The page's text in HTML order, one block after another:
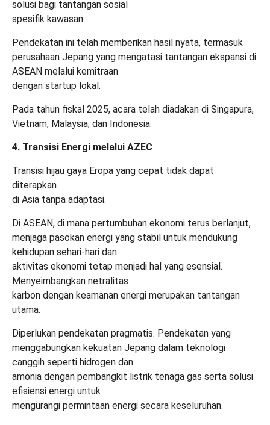
solusi bagi tantangan sosial
spesifik kawasan.
Pendekatan ini telah memberikan hasil nyata, termasuk
perusahaan Jepang yang mengatasi tantangan ekspansi di
ASEAN melalui kemitraan
dengan startup lokal.
Pada tahun fiskal 2025, acara telah diadakan di Singapura,
Vietnam, Malaysia, dan Indonesia.
4. Transisi Energi melalui AZEC
Transisi hijau gaya Eropa yang cepat tidak dapat
diterapkan
di Asia tanpa adaptasi.
Di ASEAN, di mana pertumbuhan ekonomi terus berlanjut,
menjaga pasokan energi yang stabil untuk mendukung
kehidupan sehari-hari dan
aktivitas ekonomi tetap menjadi hal yang esensial.
Menyeimbangkan netralitas
karbon dengan keamanan energi merupakan tantangan
utama.
Diperlukan pendekatan pragmatis. Pendekatan yang
menggabungkan kekuatan Jepang dalam teknologi
canggih seperti hidrogen dan
amonia dengan pembangkit listrik tenaga gas serta solusi
efisiensi energi untuk
mengurangi permintaan energi secara keseluruhan.